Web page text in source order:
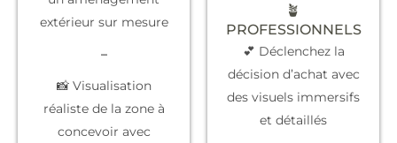
extérieur sur mesure
–
📸 Visualisation
réaliste de la zone à
concevoir avec
🪴
PROFESSIONNELS
💕 Déclenchez la
décision d’achat avec
des visuels immersifs
et détaillés